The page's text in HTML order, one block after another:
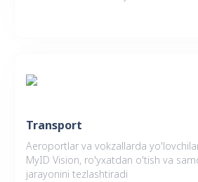
Transport
Aeroportlar va vokzallarda
MyID Vision, ro'yxatdan o'tish va
jarayonini tezlashtiradi